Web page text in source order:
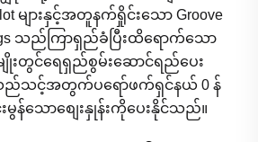
များနှင့်အတူနက်ရှိုင်းသော Groove
သည်ကြာရှည်ခံပြီးထိရောက်သော
းတွင်ရေရှည်စွမ်းဆောင်ရည်ပေး
သင့်အတွက်ပရော်ဖက်ရှင်နယ် 0 န်
မွန်သောစျေးနှုန်းကိုပေးနိုင်သည်။